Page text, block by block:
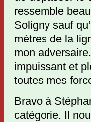
ressemble
Soligny sauf
mètres de la
mon
impuissant et
toutes mes
Bravo à
catégorie. Il